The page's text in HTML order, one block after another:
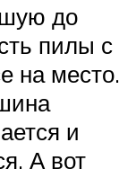
до
пилы с
на место.
и
А вот